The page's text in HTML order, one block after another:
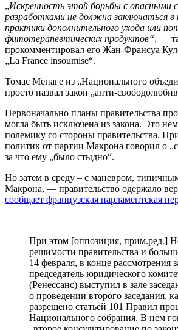
„Искренность этой борьбы с опасными
разработками не должна заключаться в
практики дополнительного ухода или
фитотерапевтических продуктов“, —
прокомментировал его Жан-Франсуа
„La France insoumise“.
Томас Менаге из „Национального
просто назвал закон „анти-
Первоначально планы правительства
могла быть исключена из закона. Это
полемику со стороны правительства.
политик от партии Макрона говорил о
за что ему „было стыдно“.
Но затем в среду – с маневром,
Макрона, — правительство одержало
сообщает французская парламентская
При этом [оппозиция, прим.ред.]
решимости правительства и
14 февраля, в конце рассмотрения
председатель юридического
(Ренессанс) выступил в зале
о проведении второго заседания,
разрешено статьей 101 Правил
Национального собрания. В нем